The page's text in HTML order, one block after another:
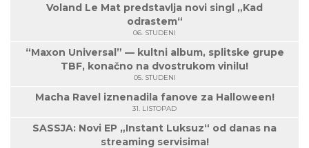
Voland Le Mat predstavlja novi singl „Kad
odrastem“
06. STUDENI
“Maxon Universal” — kultni album, splitske grupe
TBF, konačno na dvostrukom vinilu!
05. STUDENI
Macha Ravel iznenadila fanove za Halloween!
31. LISTOPAD
SASSJA: Novi EP „Instant Luksuz“ od danas na
streaming servisima!